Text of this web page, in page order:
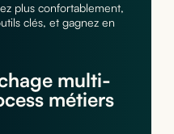
plus confortablement,
clés, et gagnez en
multi-
métiers